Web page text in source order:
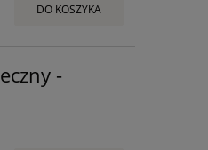
DO KOSZYKA
-